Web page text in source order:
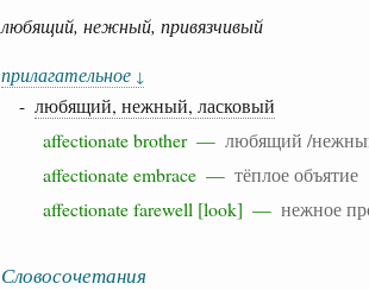
любящий, нежный, привязчивый
прилагательное ↓
- любящий, нежный, ласковый
affectionate brother — любящий /
affectionate embrace — тёплое объятие
affectionate farewell [look] — нежное
Словосочетания